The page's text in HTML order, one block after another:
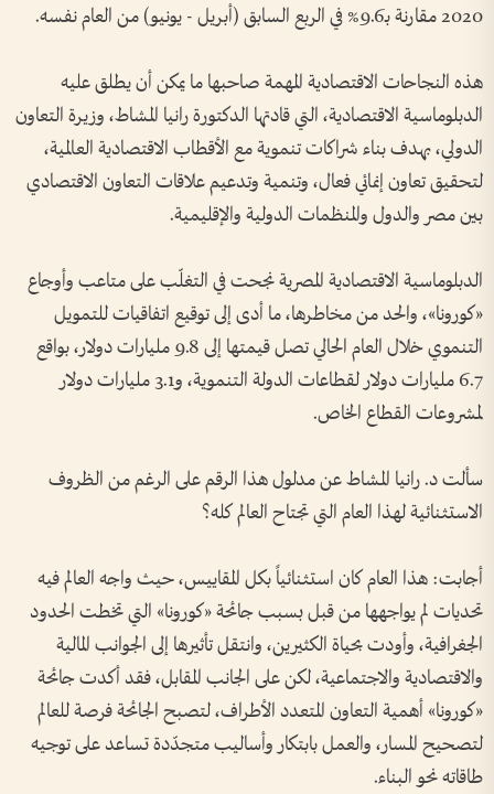
2020 مقارنة بـ9.6% في الربع السابق (أبريل - يونيو) من العام نفسه.
هذه النجاحات الاقتصادية المهمة صاحبها ما يمكن أن يطلق عليه
الدبلوماسية الاقتصادية، التي قادتها الدكتورة رانيا المشاط، وزيرة التعاون
الدولي، بهدف بناء شراكات تنموية مع الأقطاب الاقتصادية العالمية،
لتحقيق تعاون إنمائي فعال، وتنمية وتدعيم علاقات التعاون الاقتصادي
بين مصر والدول والمنظمات الدولية والإقليمية.
الدبلوماسية الاقتصادية المصرية نجحت في التغلّب على متاعب وأوجاع
«كورونا»، والحد من مخاطرها، ما أدى إلى توقيع اتفاقيات للتمويل
التنموي خلال العام الحالي تصل قيمتها إلى 9.8 مليارات دولار، بواقع
6.7 مليارات دولار لقطاعات الدولة التنموية، و3.1 مليارات دولار
لمشروعات القطاع الخاص.
سألت د. رانيا المشاط عن مدلول هذا الرقم على الرغم من الظروف
الاستثنائية لهذا العام التي تجتاح العالم كله؟
أجابت: هذا العام كان استثنائياً بكل المقاييس، حيث واجه العالم فيه
تحديات لم يواجهها من قبل بسبب جائحة «كورونا» التي تخطت الحدود
الجغرافية، وأودت بحياة الكثيرين، وانتقل تأثيرها إلى الجوانب المالية
والاقتصادية والاجتماعية، لكن على الجانب المقابل، فقد أكدت جائحة
«كورونا» أهمية التعاون المتعدد الأطراف، لتصبح الجائحة فرصة للعالم
لتصحيح المسار، والعمل بابتكار وأساليب متجدّدة تساعد على توجيه
طاقاته نحو البناء.